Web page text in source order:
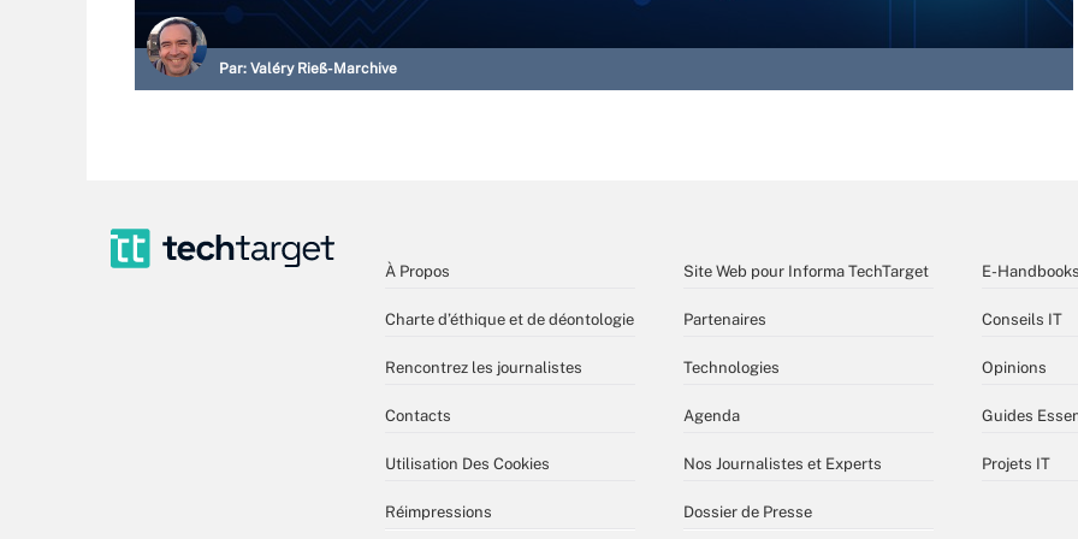
Par: Valéry Rieß-Marchive
À Propos
Charte d’éthique et de déontologie
Rencontrez les journalistes
Contacts
Utilisation Des Cookies
Réimpressions
Site Web pour Informa TechTarget
Partenaires
Technologies
Agenda
Nos Journalistes et Experts
Dossier de Presse
E-Handbooks
Conseils IT
Opinions
Guides
Projets IT